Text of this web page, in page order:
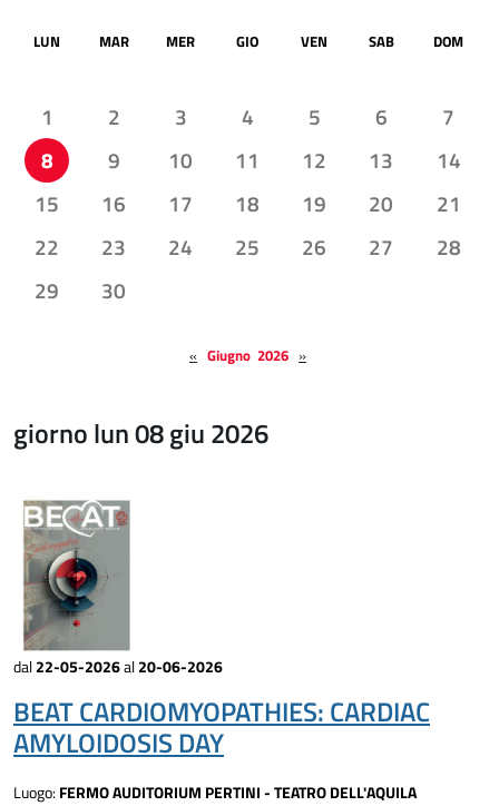
LUN MAR MER GIO VEN SAB DOM
1 2 3 4 5 6
7
8
9 10 11 12 13
14
15
16 17 18 19 20
21
22
23 24 25 26 27
28
29
30
« Giugno 2026 »
giorno lun 08 giu 2026
dal22-05-2026al20-06-2026
BEAT CARDIOMYOPATHIES: CARDIAC
AMYLOIDOSIS DAY
Luogo: FERMO AUDITORIUM PERTINI - TEATRO DELL'AQUILA